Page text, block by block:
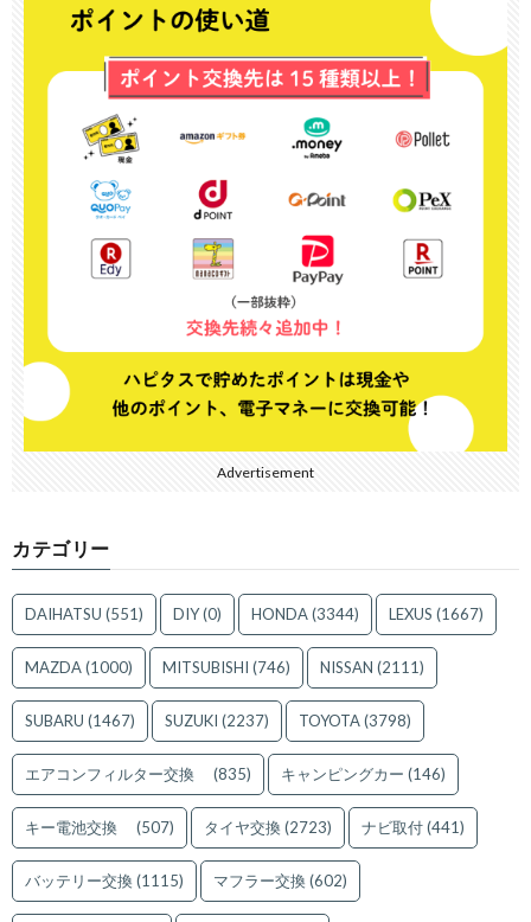
Advertisement
カテゴリー
DAIHATSU (551) DIY(0) HONDA(3344) LEXUS (1667)
MAZDA(1000) MITSUBISHI (746) NISSAN (2111)
SUBARU (1467) SUZUKI (2237) TOYOTA(3798)
エアコンフィルター交換 (835) キャンピングカー (146)
キー電池交換 (507) タイヤ交換(2723) ナビ取付(441)
バッテリー交換(1115) マフラー交換(602)